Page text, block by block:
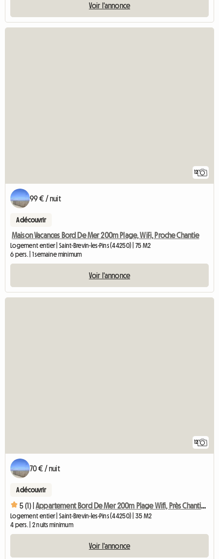
Voir l'annonce
12
99 € / nuit
A découvrir
Maison Vacances Bord De Mer 200m Plage, WiFi, Proche Chantie
Logement entier | Saint-Brevin-les-Pins (44250) | 75 M2
6 pers. | 1 semaine minimum
Voir l'annonce
12
70 € / nuit
A découvrir
5 (1) | Appartement Bord De Mer 200m Plage Wifi, Près Chantiers Nava
Logement entier | Saint-Brevin-les-Pins (44250) | 35 M2
4 pers. | 2 nuits minimum
Voir l'annonce